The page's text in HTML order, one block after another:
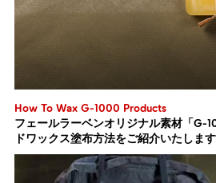
How To Wax G-1000 Products
フェールラーベンオリジナル素材「G-
ドワックス塗布方法をご紹介いたします